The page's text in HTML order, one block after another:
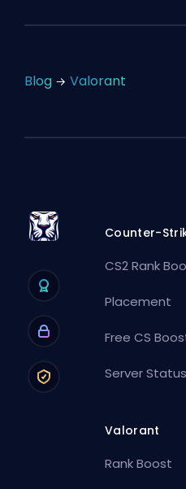
Blog Valorant
Counter-
CS2 Rank
Placement
Free CS
Server Status
Valorant
Rank Boost